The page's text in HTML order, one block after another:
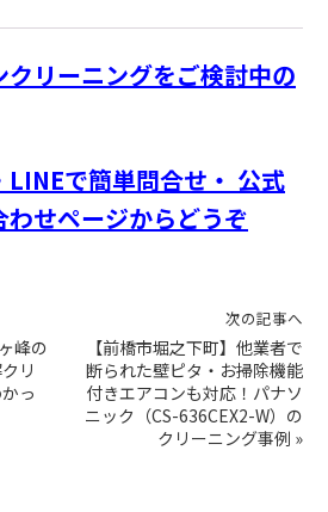
リーニングをご検討中の
LINEで簡単問合せ・ 公式
せページからどうぞ
峰の
リ
っ
次の記事へ
【前橋市堀之下町】他業者で
断られた壁ピタ・お掃除機能
付きエアコンも対応！パナソ
ニック（CS-636CEX2-W）の
クリーニング事例 »